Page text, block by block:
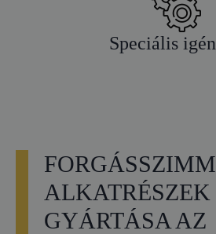
Speciális
ALKATRÉSZEK
GYÁRTÁSA AZ